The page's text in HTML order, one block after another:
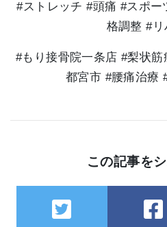
#ストレッチ #頭痛 #スポ
格調整 #リ
#もり接骨院一条店 #梨状
都宮市 #腰痛治療
この記事を